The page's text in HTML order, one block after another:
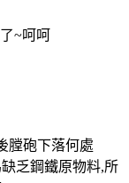
~呵呵
膛砲下落何處
乏鋼鐵原物料,所